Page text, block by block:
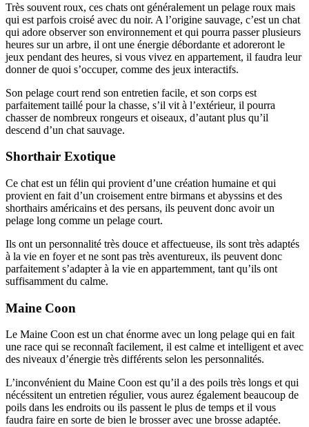
Très souvent roux, ces chats ont généralement un pelage roux mais
qui est parfois croisé avec du noir. A l’origine sauvage, c’est un chat
qui adore observer son environnement et qui pourra passer plusieurs
heures sur un arbre, il ont une énergie débordante et adoreront le
jeux pendant des heures, si vous vivez en appartement, il faudra leur
donner de quoi s’occuper, comme des jeux interactifs.
Son pelage court rend son entretien facile, et son corps est
parfaitement taillé pour la chasse, s’il vit à l’extérieur, il pourra
chasser de nombreux rongeurs et oiseaux, d’autant plus qu’il
descend d’un chat sauvage.
Shorthair Exotique
Ce chat est un félin qui provient d’une création humaine et qui
provient en fait d’un croisement entre birmans et abyssins et des
shorthairs américains et des persans, ils peuvent donc avoir un
pelage long comme un pelage court.
Ils ont un personnalité très douce et affectueuse, ils sont très adaptés
à la vie en foyer et ne sont pas très aventureux, ils peuvent donc
parfaitement s’adapter à la vie en appartemment, tant qu’ils ont
suffisamment du calme.
Maine Coon
Le Maine Coon est un chat énorme avec un long pelage qui en fait
une race qui se reconnaît facilement, il est calme et intelligent et avec
des niveaux d’énergie très différents selon les personnalités.
L’inconvénient du Maine Coon est qu’il a des poils très longs et qui
nécéssitent un entretien régulier, vous aurez également beaucoup de
poils dans les endroits ou ils passent le plus de temps et il vous
faudra faire en sorte de bien le brosser avec une brosse adaptée.